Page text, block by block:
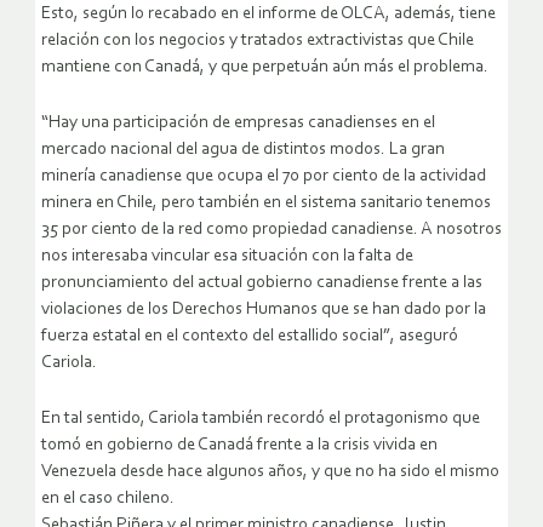
Esto, según lo recabado en el informe de OLCA, además, tiene
relación con los negocios y tratados extractivistas que Chile
mantiene con Canadá, y que perpetuán aún más el problema.
“Hay una participación de empresas canadienses en el
mercado nacional del agua de distintos modos. La gran
minería canadiense que ocupa el 70 por ciento de la actividad
minera en Chile, pero también en el sistema sanitario tenemos
35 por ciento de la red como propiedad canadiense. A nosotros
nos interesaba vincular esa situación con la falta de
pronunciamiento del actual gobierno canadiense frente a las
violaciones de los Derechos Humanos que se han dado por la
fuerza estatal en el contexto del estallido social”, aseguró
Cariola.
En tal sentido, Cariola también recordó el protagonismo que
tomó en gobierno de Canadá frente a la crisis vivida en
Venezuela desde hace algunos años, y que no ha sido el mismo
en el caso chileno.